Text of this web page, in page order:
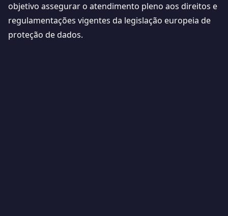
objetivo assegurar o atendimento pleno aos direitos e
regulamentações vigentes da legislação europeia de
proteção de dados.